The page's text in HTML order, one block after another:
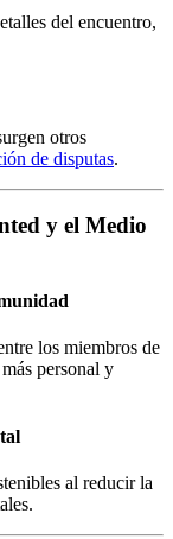
del encuentro,
otros
de disputas.
y el Medio
los miembros de
personal y
al reducir la